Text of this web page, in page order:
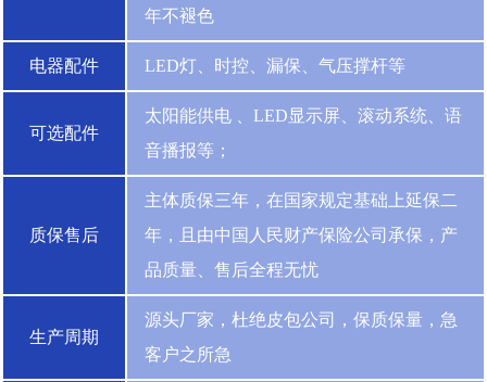
年不褪色
电器配件 LED灯、时控、漏保、气压撑杆等
可选配件
太阳能供电 、LED显示屏、滚动系统、语
音播报等；
质保售后
主体质保三年，在国家规定基础上延保二
年，且由中国人民财产保险公司承保，产
品质量、售后全程无忧
生产周期
源头厂家，杜绝皮包公司，保质保量，急
客户之所急